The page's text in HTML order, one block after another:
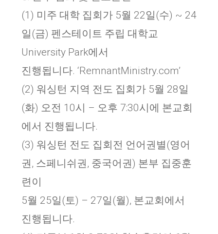
(1) 미주 대학 집회가 5월 22일(수) ~ 24
일(금) 펜스테이트 주립 대학교
University Park에서
진행됩니다. ‘RemnantMinistry.com’
(2) 워싱턴 지역 전도 집회가 5월 28일
(화) 오전 10시 – 오후 7:30시에 본교회
에서 진행됩니다.
(3) 워싱턴 전도 집회전 언어권별(영어
권, 스페니쉬권, 중국어권) 본부 집중훈
련이
5월 25일(토) – 27일(월), 본교회에서
진행됩니다.